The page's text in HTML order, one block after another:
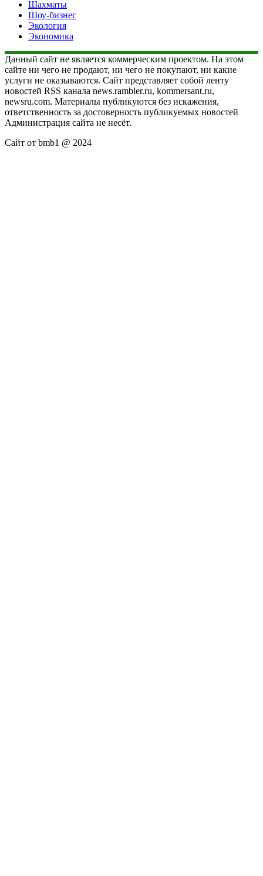
Шахматы
Шоу-бизнес
Экология
Экономика
Данный сайт не является коммерческим проектом. На этом
сайте ни чего не продают, ни чего не покупают, ни какие
услуги не оказываются. Сайт представляет собой ленту
новостей RSS канала news.rambler.ru, kommersant.ru,
newsru.com. Материалы публикуются без искажения,
ответственность за достоверность публикуемых новостей
Администрация сайта не несёт.
Сайт от bmb1 @ 2024